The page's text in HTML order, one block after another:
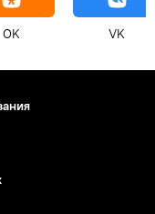
OK VK